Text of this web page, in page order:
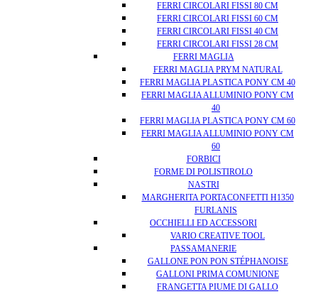
FERRI CIRCOLARI FISSI 80 CM
FERRI CIRCOLARI FISSI 60 CM
FERRI CIRCOLARI FISSI 40 CM
FERRI CIRCOLARI FISSI 28 CM
FERRI MAGLIA
FERRI MAGLIA PRYM NATURAL
FERRI MAGLIA PLASTICA PONY CM 40
FERRI MAGLIA ALLUMINIO PONY CM
40
FERRI MAGLIA PLASTICA PONY CM 60
FERRI MAGLIA ALLUMINIO PONY CM
60
FORBICI
FORME DI POLISTIROLO
NASTRI
MARGHERITA PORTACONFETTI H1350
FURLANIS
OCCHIELLI ED ACCESSORI
VARIO CREATIVE TOOL
PASSAMANERIE
GALLONE PON PON STÉPHANOISE
GALLONI PRIMA COMUNIONE
FRANGETTA PIUME DI GALLO